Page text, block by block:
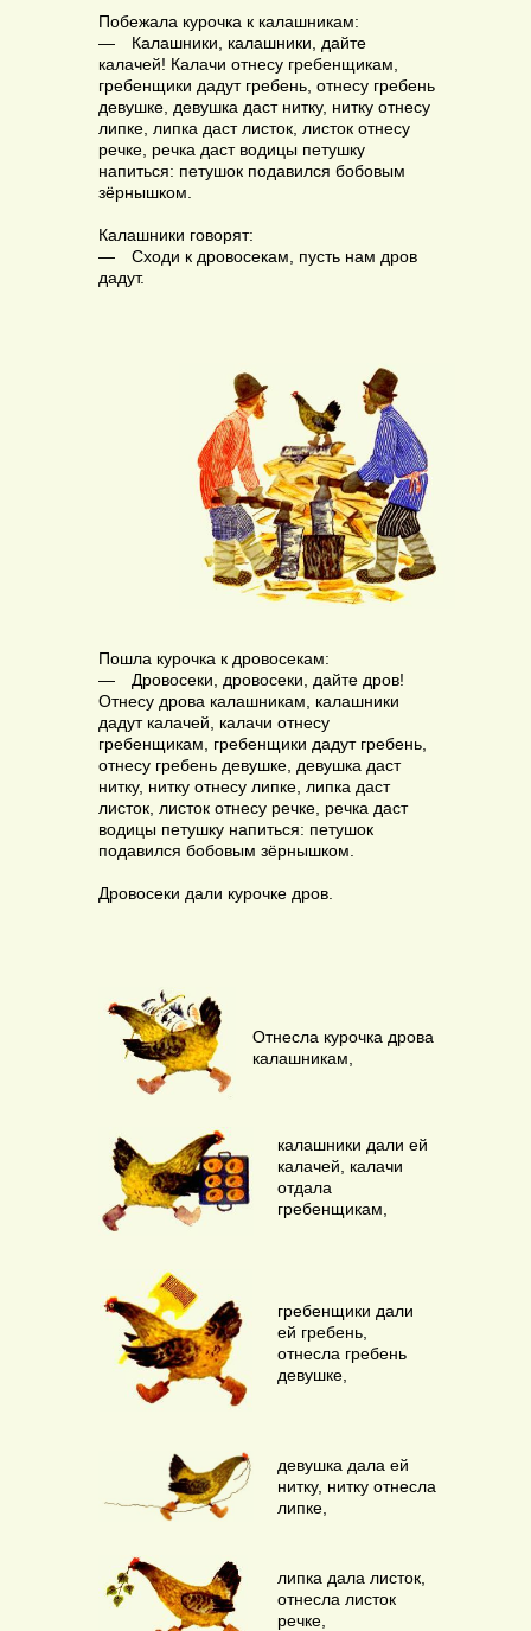
Побежала курочка к калашникам:
— Калашники, калашники, дайте
калачей! Калачи отнесу гребенщикам,
гребенщики дадут гребень, отнесу гребень
девушке, девушка даст нитку, нитку отнесу
липке, липка даст листок, листок отнесу
речке, речка даст водицы петушку
напиться: петушок подавился бобовым
зёрнышком.
Калашники говорят:
— Сходи к дровосекам, пусть нам дров
дадут.
Пошла курочка к дровосекам:
— Дровосеки, дровосеки, дайте дров!
Отнесу дрова калашникам, калашники
дадут калачей, калачи отнесу
гребенщикам, гребенщики дадут гребень,
отнесу гребень девушке, девушка даст
нитку, нитку отнесу липке, липка даст
листок, листок отнесу речке, речка даст
водицы петушку напиться: петушок
подавился бобовым зёрнышком.
Дровосеки дали курочке дров.
Отнесла курочка дрова
калашникам,
калашники дали ей
калачей, калачи
отдала
гребенщикам,
гребенщики дали
ей гребень,
отнесла гребень
девушке,
девушка дала ей
нитку, нитку отнесла
липке,
липка дала листок,
отнесла листок
речке,